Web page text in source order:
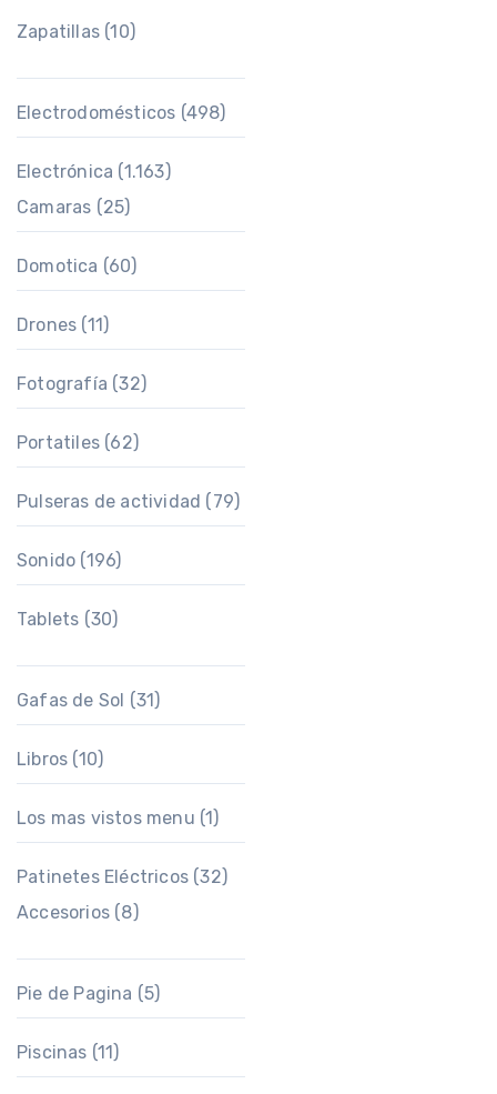
Zapatillas (10)
Electrodomésticos (498)
Electrónica (1.163)
Camaras (25)
Domotica (60)
Drones (11)
Fotografía (32)
Portatiles (62)
Pulseras de actividad (79)
Sonido (196)
Tablets (30)
Gafas de Sol (31)
Libros (10)
Los mas vistos menu (1)
Patinetes Eléctricos (32)
Accesorios (8)
Pie de Pagina (5)
Piscinas (11)